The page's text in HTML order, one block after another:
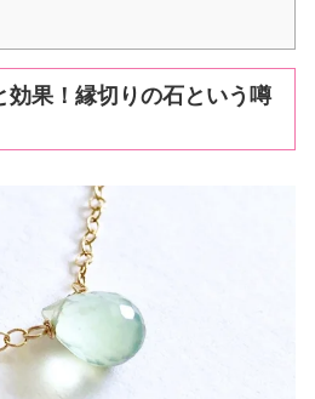
効果！縁切りの石という噂